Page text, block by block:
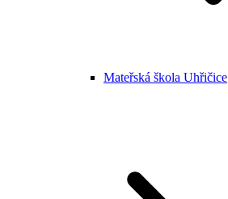
Mateřská škola Uhřičice